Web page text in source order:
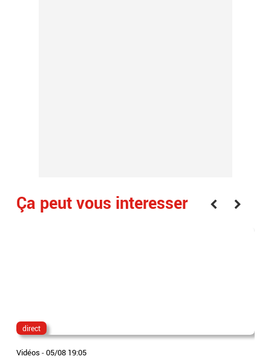
Ça peut vous interesser
direct
Vidéos -05/08 19:05